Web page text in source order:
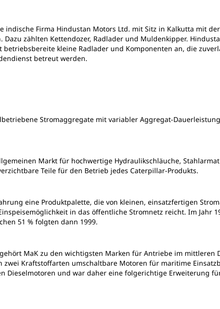
indische Firma Hindustan Motors Ltd. mit Sitz in Kalkutta mit
zählten Kettendozer, Radlader und Muldenkipper.
kleine Radlader und Komponenten an, die
betreut werden.
Stromaggregate mit variabler Aggregat-
Markt für hochwertige Hydraulikschläuche,
Teile für den Betrieb jedes Caterpillar-Produkts.
eine Produktpalette, die von kleinen, einsatzfertigen
in das öffentliche Stromnetz reicht. Im Jahr
51 % folgten dann 1999.
MaK zu den wichtigsten Marken für Antriebe im mittleren
zwei Kraftstoffarten umschaltbare Motoren für maritime
Dieselmotoren und war daher eine folgerichtige Erweiterung